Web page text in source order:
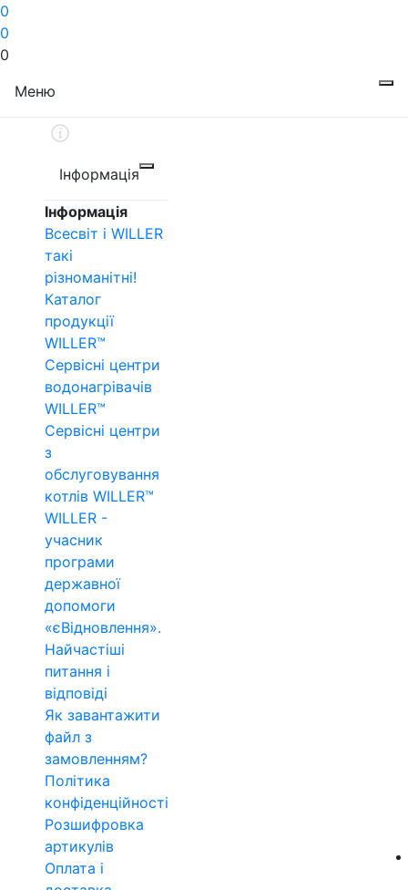
0
0
0
Меню
Інформація
Інформація
Всесвіт і WILLER
такі
різноманітні!
Каталог
продукції
WILLER™
Сервісні центри
водонагрівачів
WILLER™
Сервісні центри
з
обслуговування
котлів WILLER™
WILLER -
учасник
програми
державної
допомоги
«єВідновлення».
Найчастіші
питання і
відповіді
Як завантажити
файл з
замовленням?
Політика
конфіденційності
Розшифровка
артикулів
Оплата і